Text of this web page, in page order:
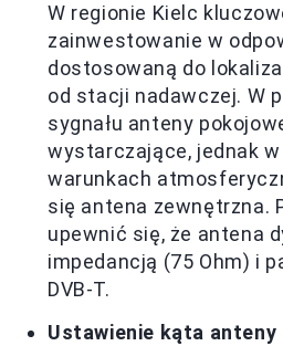
W regionie Kielc
zainwestowanie w
dostosowaną do
od stacji nadawczej. W
sygnału anteny
wystarczające, jednak
warunkach
się antena zewnętrzna.
upewnić się, że antena
impedancją (75 Ohm) i
DVB-T.
Ustawienie kąta anteny